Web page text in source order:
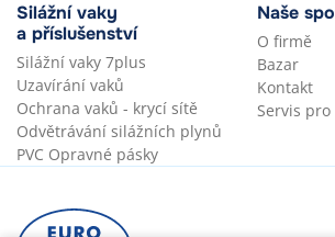
Silážní vaky
a příslušenství
Silážní vaky 7plus
Uzavírání vaků
Ochrana vaků - krycí sítě
Odvětrávání silážních plynů
PVC Opravné pásky
Naše
O firmě
Bazar
Kontakt
Servis